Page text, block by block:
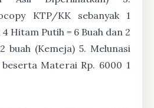
KTP/KK sebanyak 1
Hitam Putih = 6 Buah dan 2
buah (Kemeja) 5. Melunasi
Materai Rp. 6000 1